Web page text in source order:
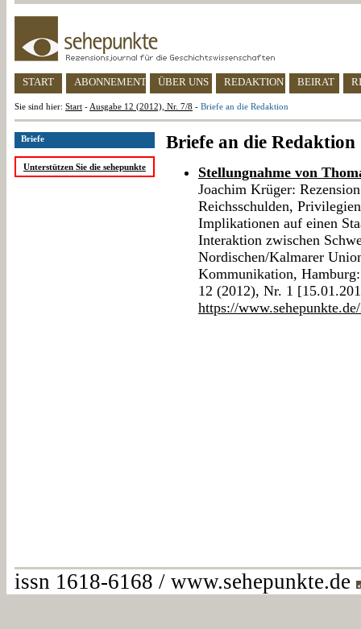
START ABONNEMENT ÜBER UNS REDAKTION BEIRAT
Sie sind hier: Start - Ausgabe 12 (2012), Nr. 7/8 - Briefe an die Redaktion
Briefe
Unterstützen Sie die sehepunkte
Briefe an die Redaktion
Stellungnahme von
Joachim Krüger:
Reichsschulden,
Implikationen auf einen
Interaktion zwischen
Nordischen/Kalmarer
Kommunikation,
12 (2012), Nr. 1
https://
issn 1618-6168 / www.sehepunkte.de